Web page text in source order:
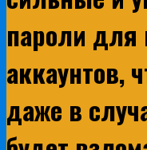
пароли для
аккаунтов,
даже в